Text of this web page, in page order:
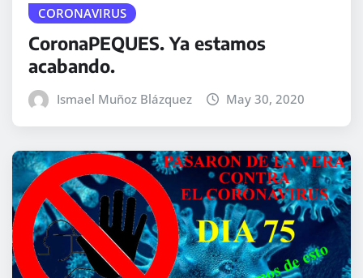
CORONAVIRUS
CoronaPEQUES. Ya estamos
acabando.
Ismael Muñoz Blázquez May 30, 2020